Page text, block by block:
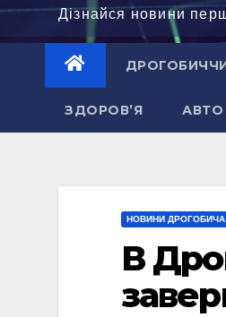
Дізнайся новини
ЗДОРОВ’Я АВТО
НОВИНИ ДРОГОБИЧА
В